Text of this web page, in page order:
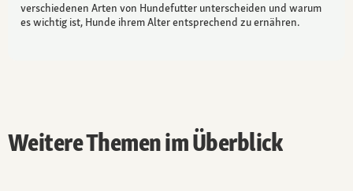
verschiedenen Arten von Hundefutter unterscheiden und warum
es wichtig ist, Hunde ihrem Alter entsprechend zu ernähren.
Weitere Themen im Überblick